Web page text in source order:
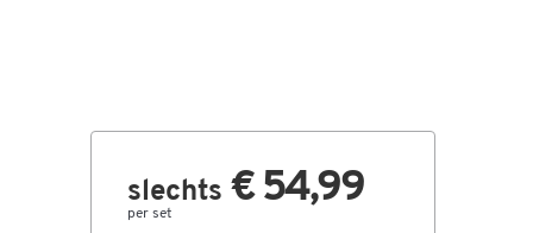
slechts € 54,99
per set